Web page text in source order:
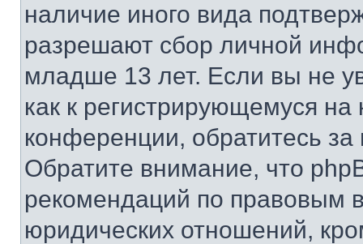
наличие иного вида
разрешают сбор личной
младше 13 лет. Если вы не
как к регистрирующемуся
конференции, обратитесь
Обратите внимание, что
рекомендаций по правовым
юридических отношений,